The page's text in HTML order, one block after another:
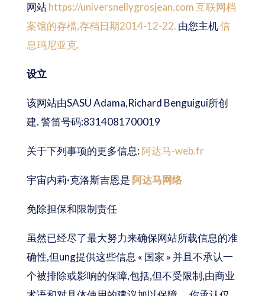
网站 https://universnellygrosjean.com 互联网档
案馆的存檔,存档日期2014-12-22. 由您主机信
息玛尼亚克.
设立
该网站由SASU Adama,Richard Benguigui所创
建. 警笛号码:8314081700019
关于下列事项的更多信息: 阿达马-web.fr
宇宙内莉·克洛斯吉恩是 阿达马网络
免除担保和限制责任
虽然已经尽了最大努力来确保网站所载信息的准
确性,但ung提供这些信息 « 国家 » 并且不承认一
个被排除或影响的保障,包括,但不受限制,由商业